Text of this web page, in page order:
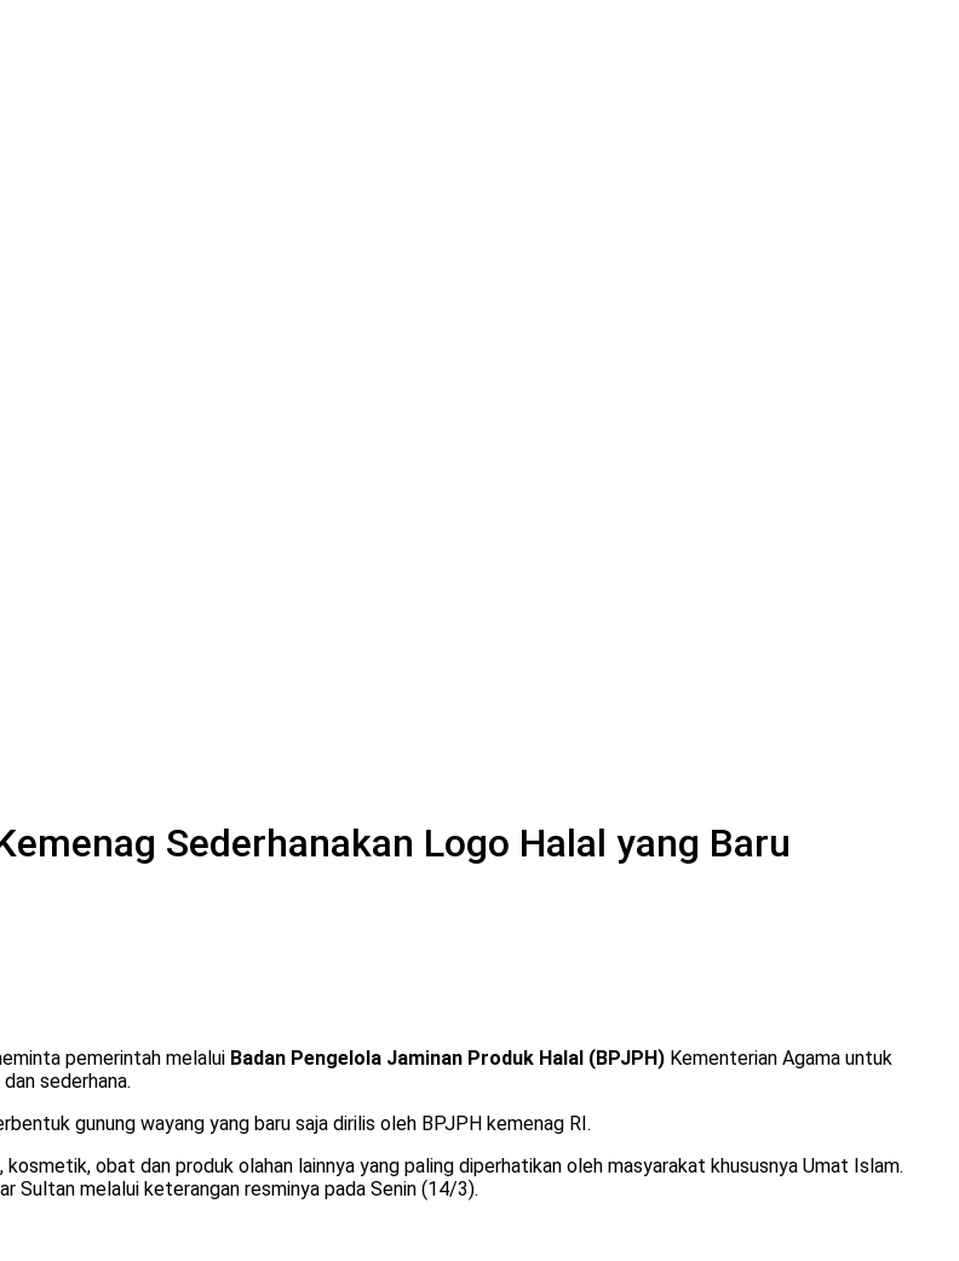
Sederhanakan Logo Halal yang Baru
pemerintah melalui Badan Pengelola Jaminan Produk Halal (BPJPH) Kementerian Agama untuk
sederhana.
gunung wayang yang baru saja dirilis oleh BPJPH kemenag RI.
obat dan produk olahan lainnya yang paling diperhatikan oleh masyarakat khususnya Umat Islam.
Sultan melalui keterangan resminya pada Senin (14/3).